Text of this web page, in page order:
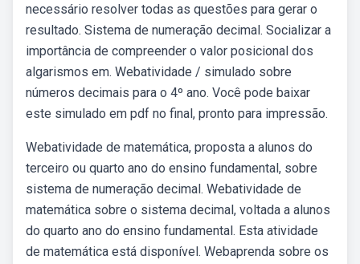
necessário resolver todas as questões para gerar o
resultado. Sistema de numeração decimal. Socializar a
importância de compreender o valor posicional dos
algarismos em. Webatividade / simulado sobre
números decimais para o 4º ano. Você pode baixar
este simulado em pdf no final, pronto para impressão.
Webatividade de matemática, proposta a alunos do
terceiro ou quarto ano do ensino fundamental, sobre
sistema de numeração decimal. Webatividade de
matemática sobre o sistema decimal, voltada a alunos
do quarto ano do ensino fundamental. Esta atividade
de matemática está disponível. Webaprenda sobre os